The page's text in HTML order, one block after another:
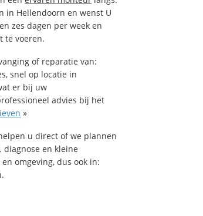
in Hellendoorn en wenst U
zes dagen per week en
te voeren.
of reparatie van:
snel op locatie in
er bij uw
advies bij het
»
u direct of we plannen
diagnose en kleine
omgeving, dus ook in: